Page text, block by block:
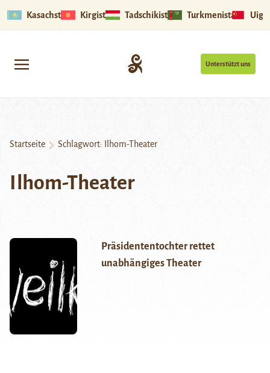
Kasachstan Kirgistan Tadschikistan Turkmenistan
Unterstützt uns
Startseite Schlagwort: Ilhom-Theater
Ilhom-Theater
Präsidententochter rettet
unabhängiges Theater